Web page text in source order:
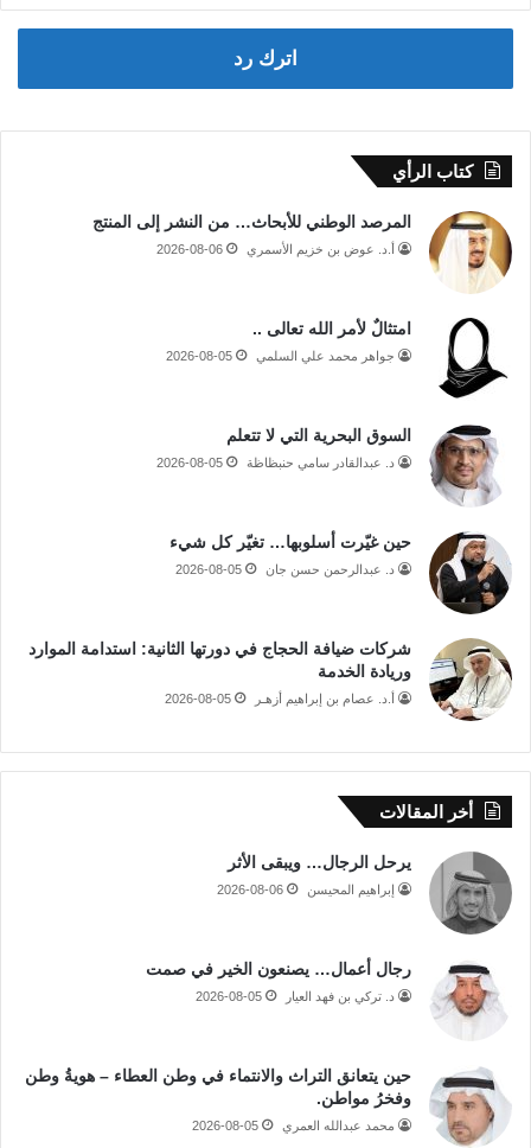
اترك رد
كتاب الرأي
المرصد الوطني للأبحاث… من النشر إلى المنتج
أ.د. عوض بن خزيم الأسمري 2026-08-06
امتثالٌ لأمر الله تعالى ..
جواهر محمد علي السلمي 2026-08-05
السوق البحرية التي لا تتعلم
د. عبدالقادر سامي حنبظاظة 2026-08-05
حين غيّرت أسلوبها… تغيّر كل شيء
د. عبدالرحمن حسن جان 2026-08-05
شركات ضيافة الحجاج في دورتها الثانية: استدامة الموارد
وريادة الخدمة
أ.د. عصام بن إبراهيم أزهـر 2026-08-05
أخر المقالات
يرحل الرجال… ويبقى الأثر
إبراهيم المحيسن 2026-08-06
رجال أعمال… يصنعون الخير في صمت
د. تركي بن فهد العيار 2026-08-05
حين يتعانق التراث والانتماء في وطن العطاء – هويةُ وطن
وفخرُ مواطن.
محمد عبدالله العمري 2026-08-05